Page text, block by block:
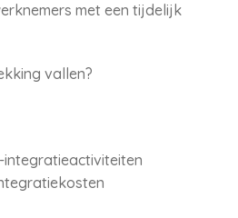
met een tijdelijk
vallen?